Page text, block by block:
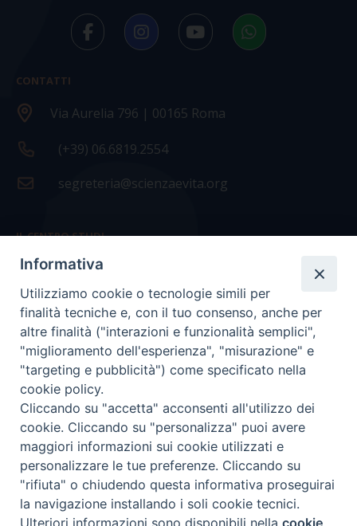
CONTATTI
Via Aurelia 796 | 00165 Roma
(+39) 06.6819.2554
segreteria@scienzaevita.org
IL CENTRO STUDI
La nostra storia
Statuto
Presidenza e ufficio presidenza
Consiglio scientifico
Coordinamento nazionale
COPYRIGHT Scienza & Vita - C.F96600690588- Tutti i
diritti -Privacy- Credits
Informativa
Utilizziamo cookie o tecnologie simili per
finalità tecniche e, con il tuo consenso, anche per
altre finalità ("interazioni e funzionalità semplici",
"miglioramento dell'esperienza", "misurazione" e
"targeting e pubblicità") come specificato nella
cookie policy.
Cliccando su "accetta" acconsenti all'utilizzo dei
cookie. Cliccando su "personalizza" puoi avere
maggiori informazioni sui cookie utilizzati e
personalizzare le tue preferenze. Cliccando su
"rifiuta" o chiudendo questa informativa proseguirai
la navigazione installando i soli cookie tecnici.